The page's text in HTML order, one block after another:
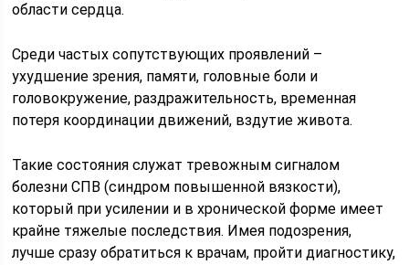
области сердца.
Среди частых сопутствующих проявлений –
ухудшение зрения, памяти, головные боли и
головокружение, раздражительность, временная
потеря координации движений, вздутие живота.
Такие состояния служат тревожным сигналом
болезни СПВ (синдром повышенной вязкости),
который при усилении и в хронической форме имеет
крайне тяжелые последствия. Имея подозрения,
лучше сразу обратиться к врачам, пройти диагностику,